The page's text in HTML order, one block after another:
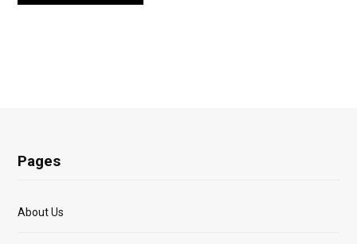
Pages
About Us